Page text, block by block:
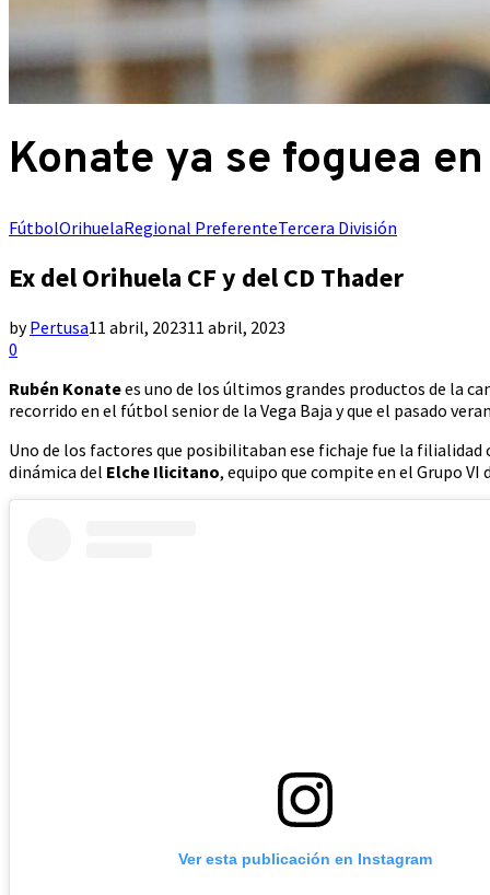
Konate ya se foguea en
FútbolOrihuelaRegional PreferenteTercera División
Ex del Orihuela CF y del CD Thader
byPertusa11 abril, 202311 abril, 2023
0
Rubén Konatees uno de los últimos grandes productos de la
recorrido en el fútbol senior de la Vega Baja y que el pasado
Uno de los factores que posibilitaban ese fichaje fue la filialidad
dinámica del Elche Ilicitano, equipo que compite en el Grupo VI
Ver esta publicación en Instagram